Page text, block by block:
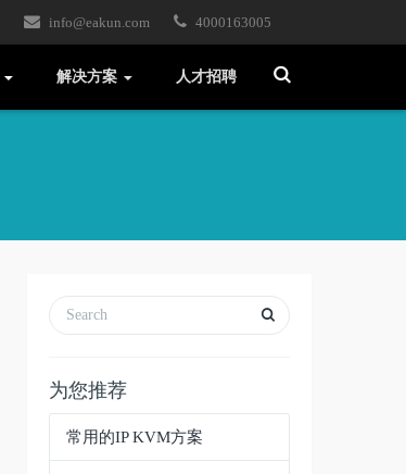
info@eakun.com 4000163005
T
o
g
h
解决方案 人才招聘
为您推荐
常用的IP KVM方案